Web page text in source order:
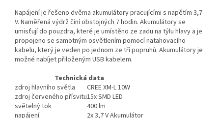
Napájení je řešeno dvěma akumulátory pracujícími s napětím 3,7
V. Naměřená výdrž činí obstojných 7 hodin. Akumulátory se
umisťují do pouzdra, které je umístěno ze zadu na týlu hlavy a je
propojeno se samotným osvětlením pomocí natahovacího
kabelu, který je veden po jednom ze tří popruhů. Akumulátory je
možné nabíjet přiloženým USB kabelem.
Technická data
zdroj hlavního světla
CREE XM-L 10W
zdroj červeného přísvitu15x SMD LED
světelný tok
400 lm
napájení
2x 3,7 V Akumulátor